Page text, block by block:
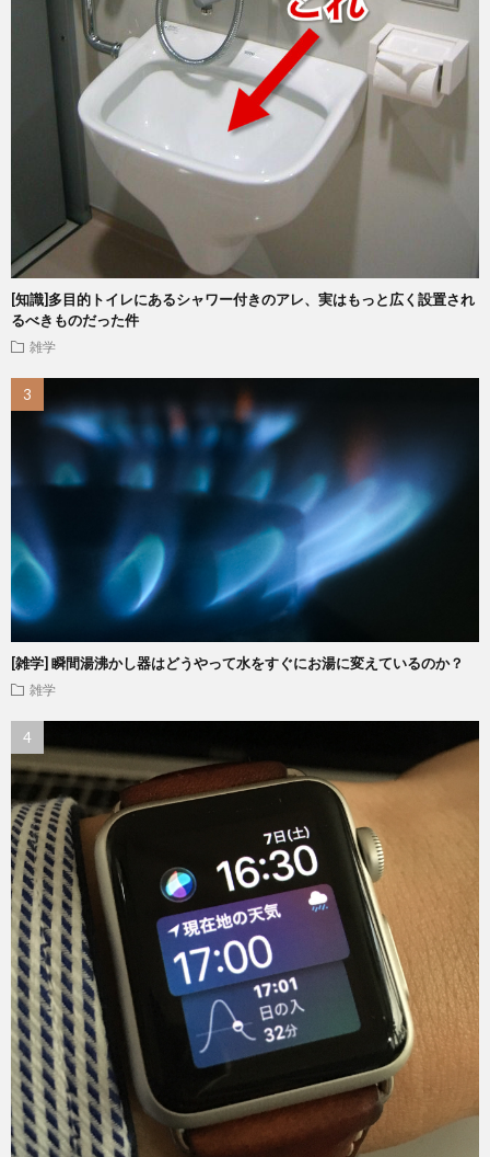
[知識]多目的トイレにあるシャワー付きのアレ、実はもっと広く設置され
るべきものだった件
雑学
[雑学] 瞬間湯沸かし器はどうやって水をすぐにお湯に変えているのか？
雑学